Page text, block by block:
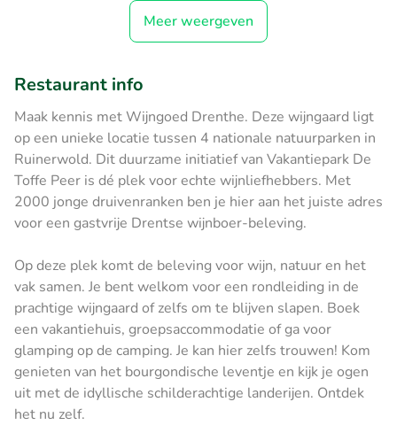
Meer weergeven
Restaurant info
Maak kennis met Wijngoed Drenthe. Deze wijngaard ligt
op een unieke locatie tussen 4 nationale natuurparken in
Ruinerwold. Dit duurzame initiatief van Vakantiepark De
Toffe Peer is dé plek voor echte wijnliefhebbers. Met
2000 jonge druivenranken ben je hier aan het juiste adres
voor een gastvrije Drentse wijnboer-beleving.
Op deze plek komt de beleving voor wijn, natuur en het
vak samen. Je bent welkom voor een rondleiding in de
prachtige wijngaard of zelfs om te blijven slapen. Boek
een vakantiehuis, groepsaccommodatie of ga voor
glamping op de camping. Je kan hier zelfs trouwen! Kom
genieten van het bourgondische leventje en kijk je ogen
uit met de idyllische schilderachtige landerijen. Ontdek
het nu zelf.